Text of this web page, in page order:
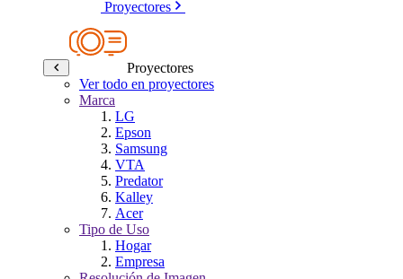
Proyectores
Proyectores
Ver todo en proyectores
Marca
LG
Epson
Samsung
VTA
Predator
Kalley
Acer
Tipo de Uso
Hogar
Empresa